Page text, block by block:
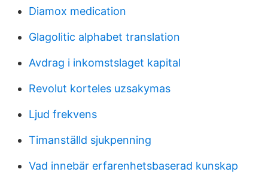
Diamox medication
Glagolitic alphabet translation
Avdrag i inkomstslaget kapital
Revolut korteles uzsakymas
Ljud frekvens
Timanställd sjukpenning
Vad innebär erfarenhetsbaserad kunskap